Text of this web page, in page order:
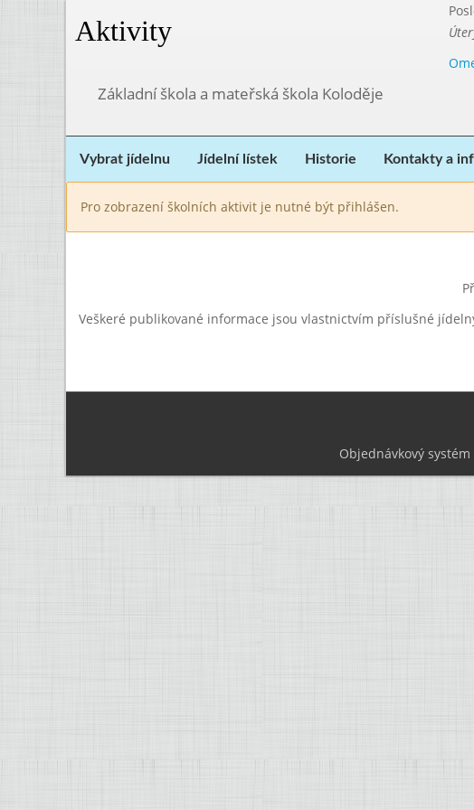
Aktivity
Základní škola a mateřská škola Koloděje
Vybrat jídelnu Jídelní lístek Historie Kontakty a
Pro zobrazení školních aktivit je nutné být přihlášen.
Veškeré publikované informace jsou vlastnictvím příslušné
Objednávkový systém